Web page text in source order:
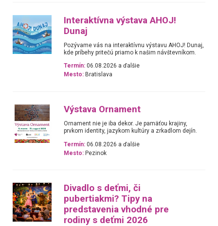
Interaktívna výstava AHOJ!
Dunaj
Pozývame vás na interaktívnu výstavu AHOJ! Dunaj,
kde príbehy pritečú priamo k našim návštevníkom.
Termín: 06.08.2026 a ďalšie
Mesto: Bratislava
Výstava Ornament
Ornament nie je iba dekor. Je pamäťou krajiny,
prvkom identity, jazykom kultúry a zrkadlom dejín.
Termín: 06.08.2026 a ďalšie
Mesto: Pezinok
Divadlo s deťmi, či
pubertiakmi? Tipy na
predstavenia vhodné pre
rodiny s deťmi 2026